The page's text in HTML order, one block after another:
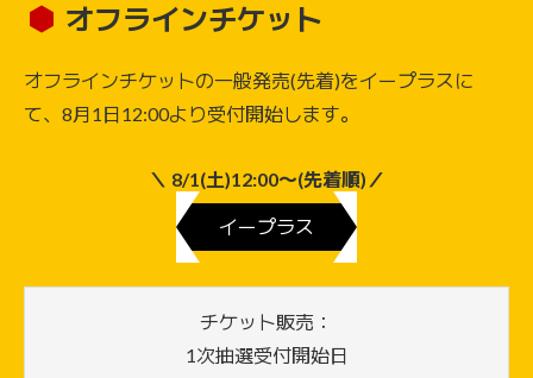
オフラインチケット
オフラインチケットの一般発売(先着)をイープラスに
て、8月1日12:00より受付開始します。
＼ 8/1(土)12:00〜(先着順)／
イープラス
チケット販売：
1次抽選受付開始日